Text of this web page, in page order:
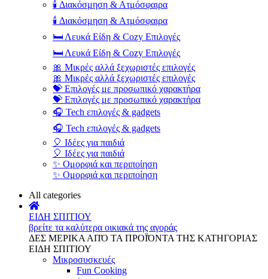
🕯️ Διακόσμηση & Ατμόσφαιρα
🕯️ Διακόσμηση & Ατμόσφαιρα
🛏️ Λευκά Είδη & Cozy Επιλογές
🛏️ Λευκά Είδη & Cozy Επιλογές
🎀 Μικρές αλλά ξεχωριστές επιλογές
🎀 Μικρές αλλά ξεχωριστές επιλογές
💝 Επιλογές με προσωπικό χαρακτήρα
💝 Επιλογές με προσωπικό χαρακτήρα
🎧 Tech επιλογές & gadgets
🎧 Tech επιλογές & gadgets
🎈 Ιδέες για παιδιά
🎈 Ιδέες για παιδιά
✨ Ομορφιά και περιποίηση
✨ Ομορφιά και περιποίηση
All categories
ΕΙΔΗ ΣΠΙΤΙΟΥ
βρείτε τα καλύτερα οικιακά της αγοράς
ΔΕΣ ΜΕΡΙΚΑ ΑΠΌ ΤΑ ΠΡΟΪΌΝΤΑ ΤΗΣ ΚΑΤΗΓΟΡΙΑΣ
ΕΙΔΗ ΣΠΙΤΙΟΥ
Μικροσυσκευές
Fun Cooking